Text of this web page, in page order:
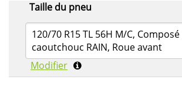
Taille du pneu
120/70 R15 TL 56H M/C,
caoutchouc RAIN, Roue avant
Modifier